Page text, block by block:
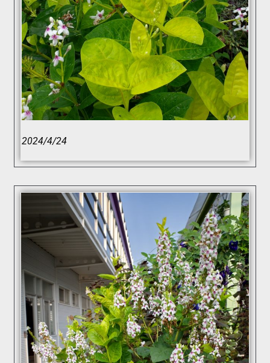
2024/4/24